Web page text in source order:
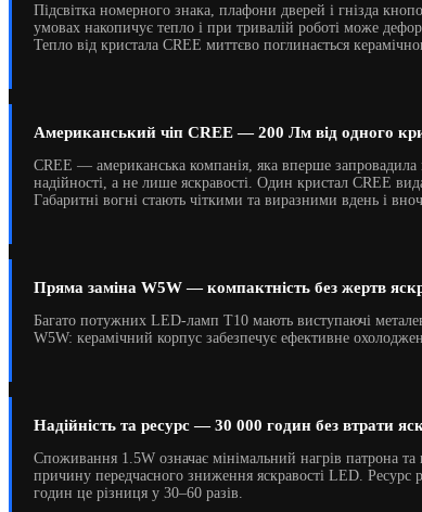
Підсвітка номерного знака, плафони дверей і гнізда
умовах накопичує тепло і при тривалій роботі може
Тепло від кристала CREE миттєво поглинається
Американський чіп CREE — 200 Лм від одного
CREE — американська компанія, яка вперше запровадила
надійності, а не лише яскравості. Один кристал CREE
Габаритні вогні стають чіткими та виразними вдень і
Пряма заміна W5W — компактність без жертв
Багато потужних LED-ламп T10 мають виступаючі
W5W: керамічний корпус забезпечує ефективне
Надійність та ресурс — 30 000 годин без втрати
Споживання 1.5W означає мінімальний нагрів патрона та
причину передчасного зниження яскравості LED.
годин це різниця у 30–60 разів.